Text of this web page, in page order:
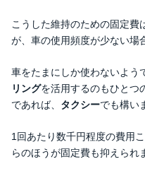
こうした維持のための固定費
が、車の使用頻度が少ない場
車をたまにしか使わないよう
リングを活用するのもひとつ
であれば、 タクシーでも構い
1回あたり数千円程度の費用
らのほうが固定費も抑えられ